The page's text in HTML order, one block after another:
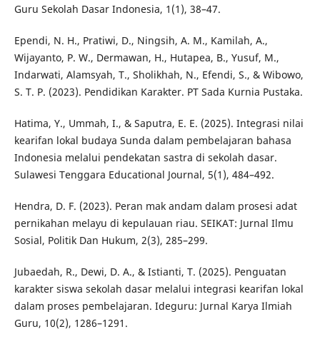
Guru Sekolah Dasar Indonesia, 1(1), 38–47.
Ependi, N. H., Pratiwi, D., Ningsih, A. M., Kamilah, A.,
Wijayanto, P. W., Dermawan, H., Hutapea, B., Yusuf, M.,
Indarwati, Alamsyah, T., Sholikhah, N., Efendi, S., & Wibowo,
S. T. P. (2023). Pendidikan Karakter. PT Sada Kurnia Pustaka.
Hatima, Y., Ummah, I., & Saputra, E. E. (2025). Integrasi nilai
kearifan lokal budaya Sunda dalam pembelajaran bahasa
Indonesia melalui pendekatan sastra di sekolah dasar.
Sulawesi Tenggara Educational Journal, 5(1), 484–492.
Hendra, D. F. (2023). Peran mak andam dalam prosesi adat
pernikahan melayu di kepulauan riau. SEIKAT: Jurnal Ilmu
Sosial, Politik Dan Hukum, 2(3), 285–299.
Jubaedah, R., Dewi, D. A., & Istianti, T. (2025). Penguatan
karakter siswa sekolah dasar melalui integrasi kearifan lokal
dalam proses pembelajaran. Ideguru: Jurnal Karya Ilmiah
Guru, 10(2), 1286–1291.